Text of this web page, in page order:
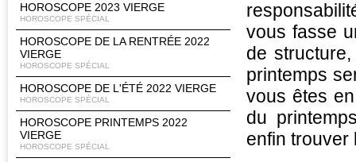
HOROSCOPE 2023 VIERGE
HOROSCOPE SPÉCIAL
HOROSCOPE DE LA RENTRÉE 2022
VIERGE
HOROSCOPE SPÉCIAL
HOROSCOPE DE L'ÉTÉ 2022 VIERGE
HOROSCOPE SPÉCIAL
HOROSCOPE PRINTEMPS 2022
VIERGE
HOROSCOPE SPÉCIAL
vous fasse
de
printemps
vous êtes
du
enfin trouver